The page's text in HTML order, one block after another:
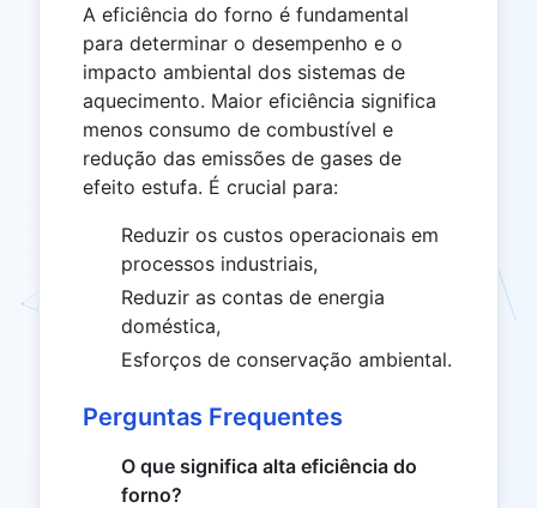
A eficiência do forno é fundamental
para determinar o desempenho e o
impacto ambiental dos sistemas de
aquecimento. Maior eficiência significa
menos consumo de combustível e
redução das emissões de gases de
efeito estufa. É crucial para:
Reduzir os custos operacionais em
processos industriais,
Reduzir as contas de energia
doméstica,
Esforços de conservação ambiental.
Perguntas Frequentes
O que significa alta eficiência do
forno?